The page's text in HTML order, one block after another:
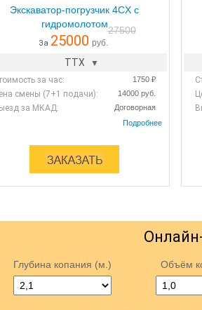
Экскаватор-погрузчик 4CX с
гидромолотом
27500
За 25000 руб.
ТТХ
за час: 1750 ₽
смены (7+1 подачи): 14000 руб.
за МКАД: Договорная
Глубина копания (м.) Объём